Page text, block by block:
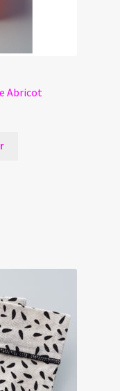
Abricot